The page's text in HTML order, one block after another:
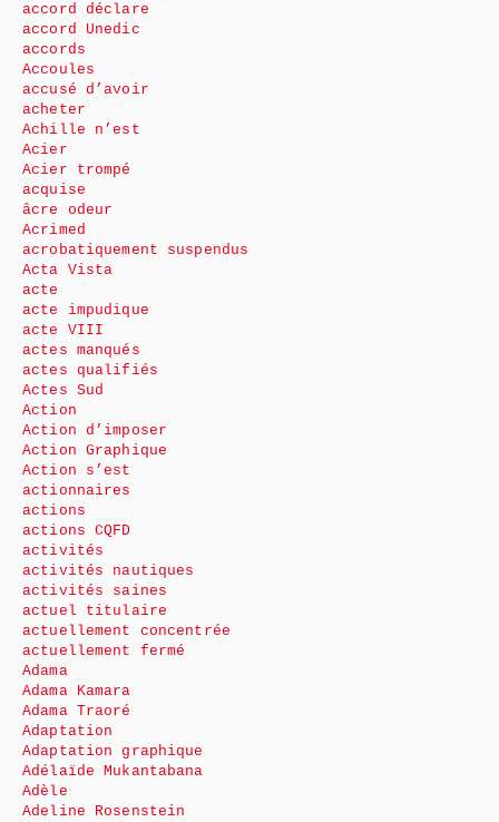
accord déclare
accord Unedic
accords
Accoules
accusé d’avoir
acheter
Achille n’est
Acier
Acier trompé
acquise
âcre odeur
Acrimed
acrobatiquement suspendus
Acta Vista
acte
acte impudique
acte VIII
actes manqués
actes qualifiés
Actes Sud
Action
Action d’imposer
Action Graphique
Action s’est
actionnaires
actions
actions CQFD
activités
activités nautiques
activités saines
actuel titulaire
actuellement concentrée
actuellement fermé
Adama
Adama Kamara
Adama Traoré
Adaptation
Adaptation graphique
Adélaïde Mukantabana
Adèle
Adeline Rosenstein